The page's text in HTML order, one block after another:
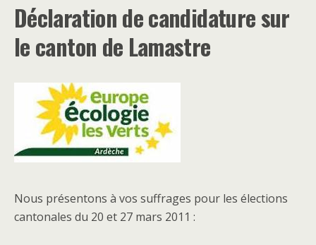
Déclaration de candidature sur
le canton de Lamastre
Nous présentons à vos suffrages pour les élections
cantonales du 20 et 27 mars 2011 :